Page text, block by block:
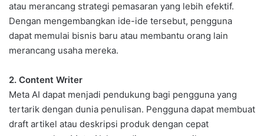
atau merancang strategi pemasaran yang lebih efektif.
Dengan mengembangkan ide-ide tersebut, pengguna
dapat memulai bisnis baru atau membantu orang lain
merancang usaha mereka.
2. Content Writer
Meta AI dapat menjadi pendukung bagi pengguna yang
tertarik dengan dunia penulisan. Pengguna dapat membuat
draft artikel atau deskripsi produk dengan cepat